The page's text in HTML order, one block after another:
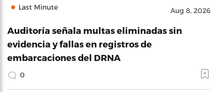
Last Minute Aug 8, 2026
Auditoría señala multas eliminadas sin
evidencia y fallas en registros de
embarcaciones del DRNA
0